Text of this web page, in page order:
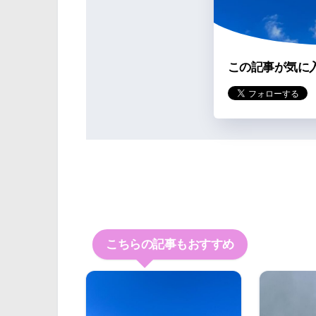
この記事が気に
こちらの記事もおすすめ